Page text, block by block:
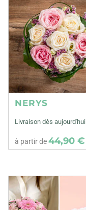
NERYS
Livraison dès aujourd'hui
à partir de44,90 €